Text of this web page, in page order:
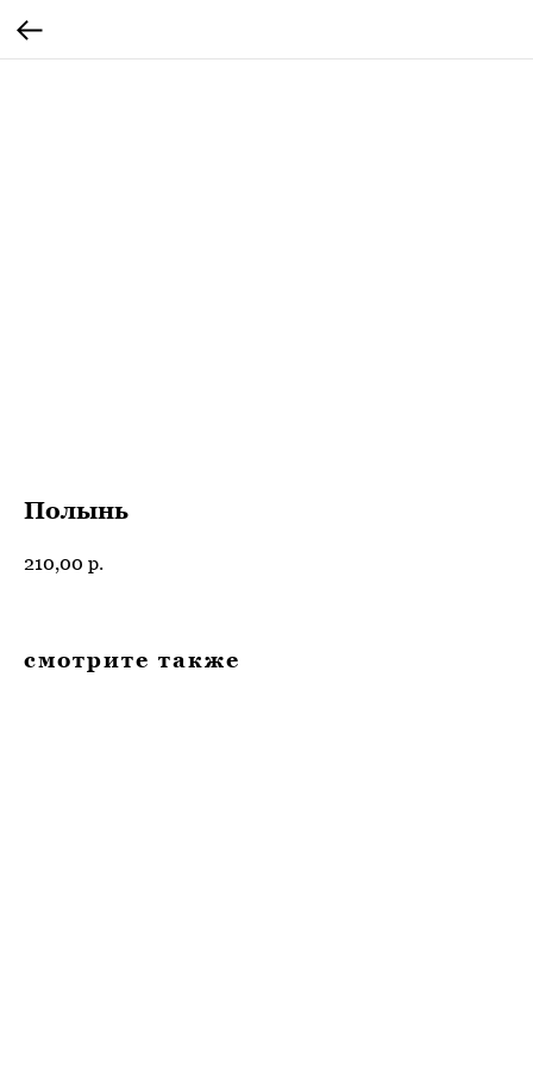
Полынь
210,00 р.
смотрите также